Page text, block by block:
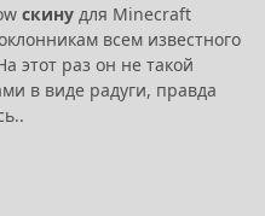
скину для Minecraft
всем известного
этот раз он не такой
в виде радуги, правда